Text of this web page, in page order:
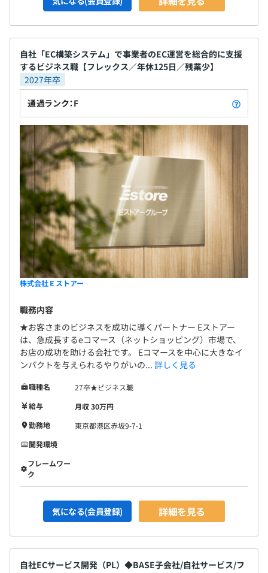
自社「EC構築システム」で事業者のEC運営を総合的に支援
するビジネス職【フレックス／年休125日／残業少】
2027年卒
通過ランク：F
株式会社Ｅストアー
職務内容
★お客さまのビジネスを成功に導くパートナー Eストアー
は、急成長するeコマース（ネットショッピング）市場で、
お店の成功を助ける会社です。 Eコマースを中心に大きなイ
ンパクトを与えられるやりがいの... 詳しく見る
職種名
27卒★ビジネス職
給与
月収 30万円
勤務地
東京都港区赤坂9-7-1
開発環境
フレームワー
ク
気になる(会員登録) 詳細を見る
自社ECサービス開発（PL）◆BASE子会社/自社サービス/フ